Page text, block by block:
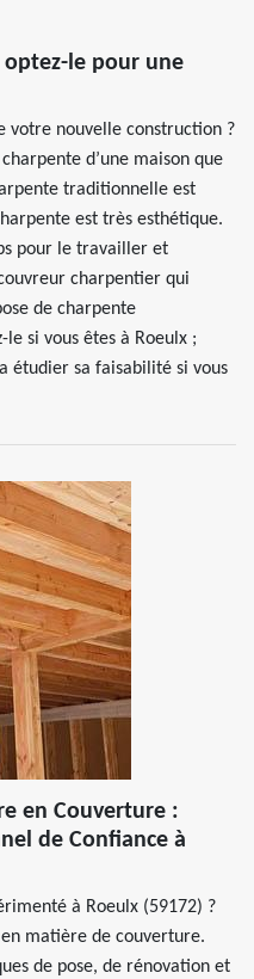
le pour une
votre nouvelle construction ?
d’une maison que
traditionnelle est
est très esthétique.
pour le travailler et
charpentier qui
de charpente
si vous êtes à Roeulx ;
étudier sa faisabilité si vous
en Couverture :
de Confiance à
à Roeulx (59172) ?
matière de couverture.
de pose, de rénovation et